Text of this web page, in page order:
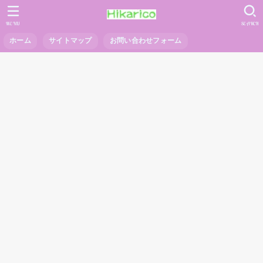
ホーム サイトマップ お問い合わせフォーム
SEARCH
MENU